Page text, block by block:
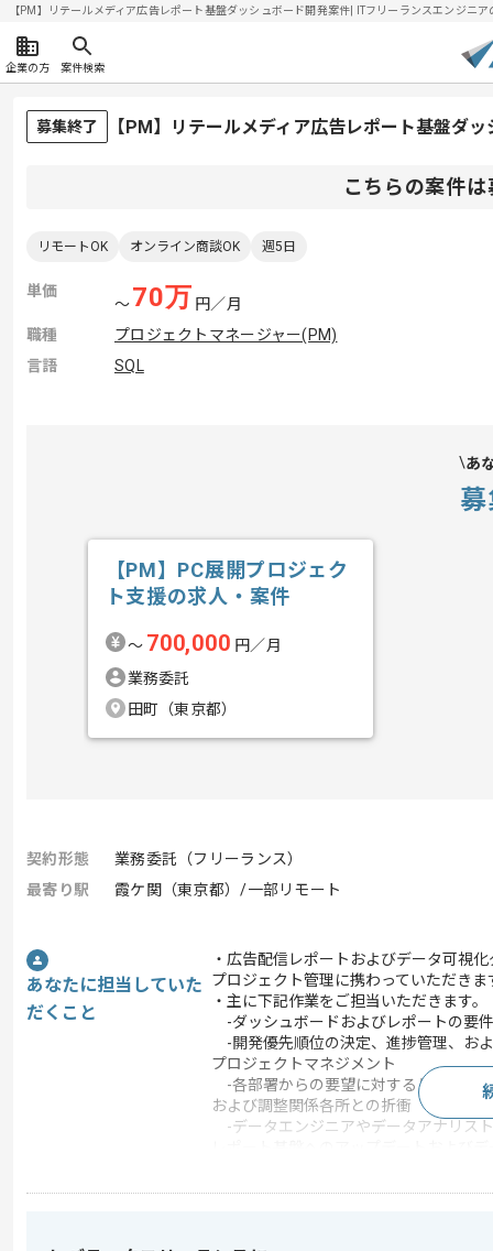
【PM】リテールメディア広告レポート基盤ダッシュボード開発案件| ITフリーランスエンジニ
企業の方 案件検索
募集終了 【PM】リテールメディア広告レポート基盤ダ
こちらの案件
リモートOK オンライン商談OK 週5日
単価
〜70万 円／月
職種
プロジェクトマネージャー(PM)
言語
SQL
あ
【PM】PC展開プロジェク
ト支援の求人・案件
〜 700,000 円／月
業務委託
田町（東京都）
契約形態
業務委託（フリーランス）
最寄り駅
霞ケ関（東京都）/一部リモート
あなたに担当していた
だくこと
・広告配信レポートおよびデータ可視
プロジェクト管理に携わっていただきま
・主に下記作業をご担当いただきます。
-ダッシュボードおよびレポートの要
-開発優先順位の決定、進捗管理、お
プロジェクトマネジメント
-各部署からの要望に対するヒアリン
および調整関係各所との折衝
-データエンジニアやデータアナリス